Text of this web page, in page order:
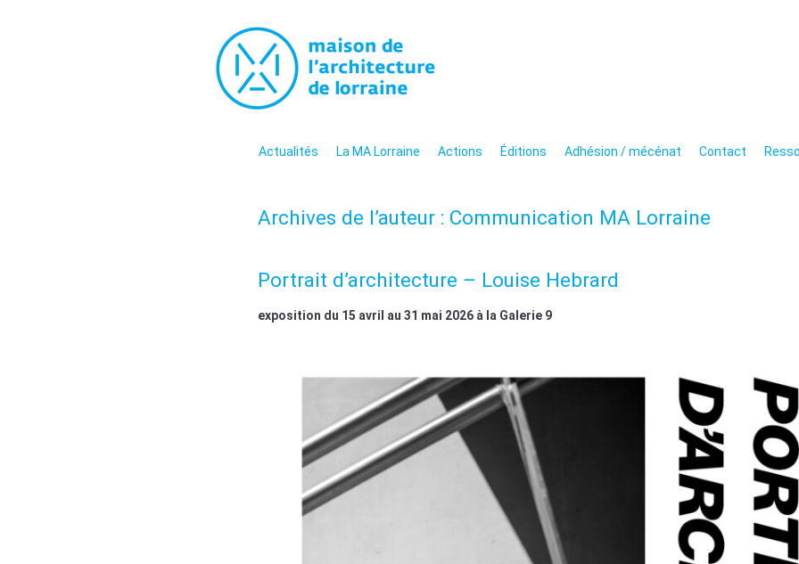
La maison de l'architecture de
La promotion de la culture architecturale moderne et
contemporaine en Lorraine
Menu
Aller au contenu
Actualités La MA Lorraine Actions Éditions Adhésion / mécénat Contact
Archives de l’auteur : Communication MA Lorraine
Portrait d’architecture – Louise Hebrard
exposition du 15 avril au 31 mai 2026 à la Galerie 9